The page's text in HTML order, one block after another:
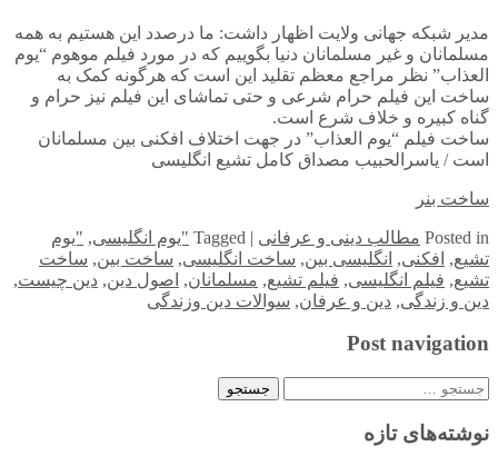
مدیر شبکه جهانی ولایت اظهار داشت: ما درصدد این هستیم به همه
مسلمانان و غیر مسلمانان دنیا بگوییم که در مورد فیلم موهوم “یوم
العذاب” نظر مراجع معظم تقلید این است که هرگونه کمک به
ساخت این فیلم حرام شرعی و حتی تماشای این فیلم نیز حرام و
گناه کبیره و خلاف شرع است.
ساخت فیلم “یوم العذاب” در جهت اختلاف افکنی بین مسلمانان
است / یاسرالحبیب مصداق کامل تشیع انگلیسی
ساخت بنر
Posted in مطالب دینی و عرفانی |
Tagged "یوم انگلیسی, "یوم
تشیع, افکنی, انگلیسی بین, ساخت انگلیسی, ساخت بین, ساخت
تشیع, فیلم انگلیسی, فیلم تشیع, مسلمانان, اصول دین, دین چیست,
دین و زندگی, دین و عرفان, سوالات دین وزندگی
Post navigation
جستجو
نوشته‌های تازه